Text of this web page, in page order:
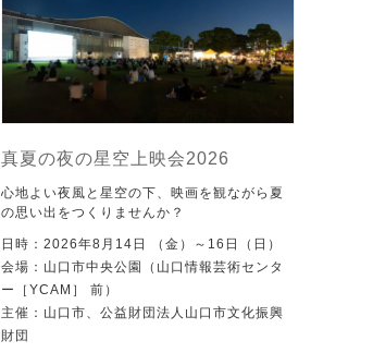
真夏の夜の星空上映会2026
心地よい夜風と星空の下、映画を観ながら夏
の思い出をつくりませんか？
日時：2026年8月14日 （金）～16日（日）
会場：山口市中央公園（山口情報芸術センタ
ー［YCAM］ 前）
主催：山口市、公益財団法人山口市文化振興
財団